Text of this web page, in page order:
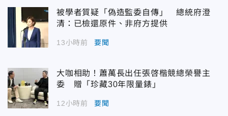
被學者質疑「偽造監委自傳」 總統府澄
清：已檢還原件、非府方提供
13小時前 要聞
大咖相助！蕭萬長出任張啓楷競總榮譽主
委 贈「珍藏30年限量錶」
12小時前 要聞